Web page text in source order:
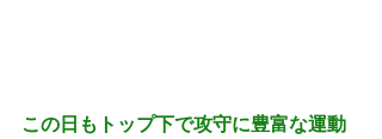
この日もトップ下で攻守に豊富な運動